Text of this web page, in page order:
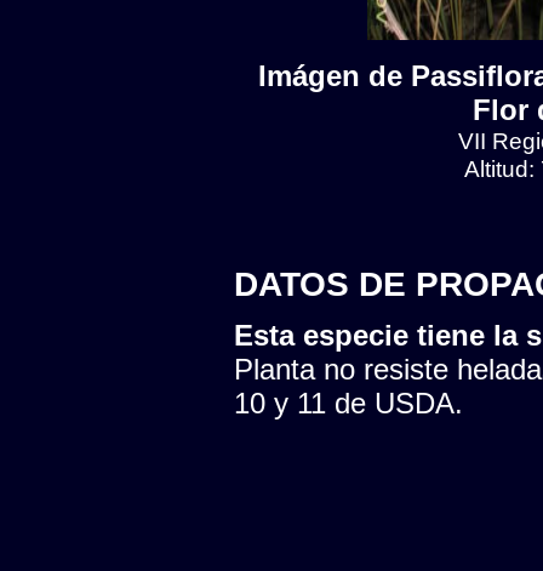
Imágen de
Flor
VII
Altitud:
DATOS DE
Esta especie tiene la
Planta no resiste
10 y 11 de USDA.